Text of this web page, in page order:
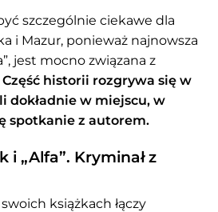
szczególnie ciekawe dla
i Mazur, ponieważ najnowsza
jest mocno związana z
Część historii rozgrywa się w
dokładnie w miejscu, w
spotkanie z autorem.
i „Alfa”. Kryminał z
książkach łączy